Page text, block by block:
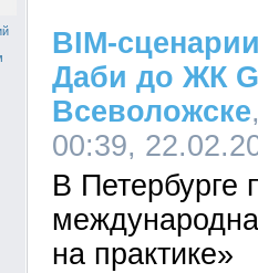
BIM-
Даби до ЖК
Всеволожске
00:39,
В Петербурге
на практике»